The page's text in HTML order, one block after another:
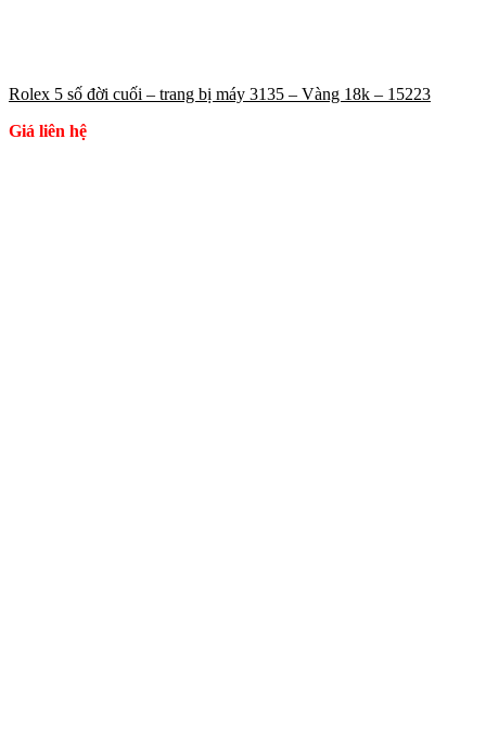
Rolex 5 số đời cuối – trang bị máy 3135 – Vàng 18k – 15223
Giá liên hệ